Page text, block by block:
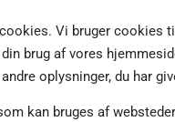
Vi bruger
brug af vores
oplysninger, du har
kan bruges af